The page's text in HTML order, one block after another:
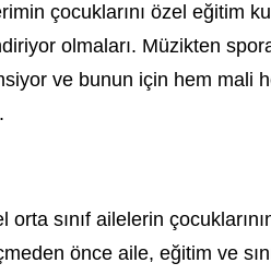
çocuklarını özel eğitim
olmaları. Müzikten
ve bunun için hem mali
sınıf ailelerin
önce aile, eğitim ve